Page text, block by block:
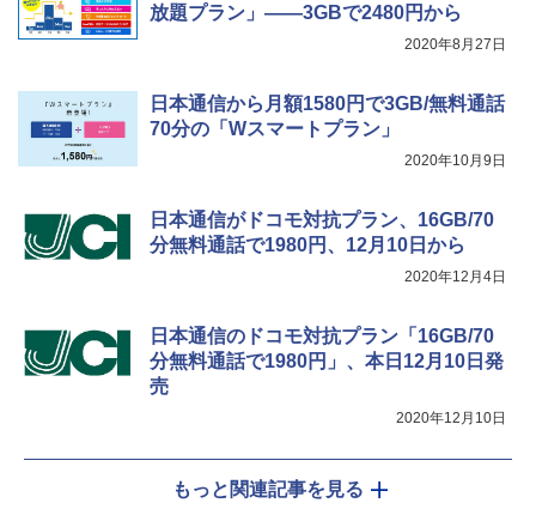
放題プラン」――3GBで2480円から
2020年8月27日
日本通信から月額1580円で3GB/無料通話
70分の「Wスマートプラン」
2020年10月9日
日本通信がドコモ対抗プラン、16GB/70
分無料通話で1980円、12月10日から
2020年12月4日
日本通信のドコモ対抗プラン「16GB/70
分無料通話で1980円」、本日12月10日発
売
2020年12月10日
もっと関連記事を見る